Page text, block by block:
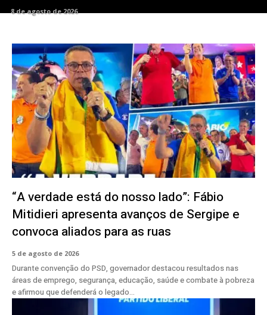
8 de agosto de 2026
“A verdade está do nosso lado”: Fábio
Mitidieri apresenta avanços de Sergipe e
convoca aliados para as ruas
5 de agosto de 2026
Durante convenção do PSD, governador destacou resultados nas
áreas de emprego, segurança, educação, saúde e combate à pobreza
e afirmou que defenderá o legado...